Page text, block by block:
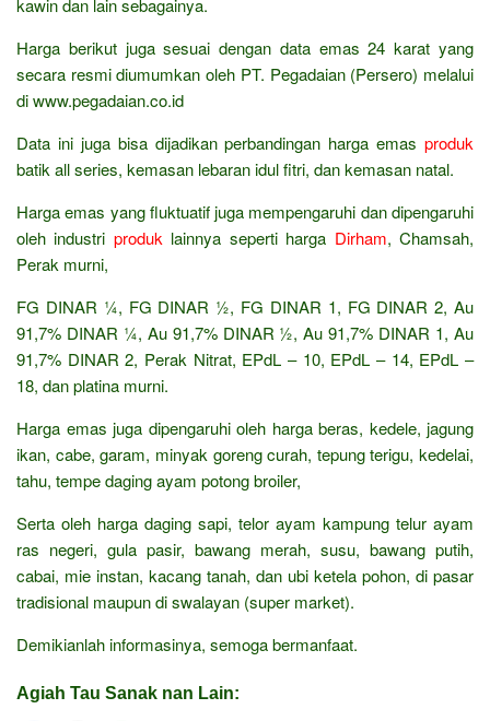
kawin dan lain sebagainya.
Harga berikut juga sesuai dengan data emas 24 karat yang
secara resmi diumumkan oleh PT. Pegadaian (Persero) melalui
di www.pegadaian.co.id
Data ini juga bisa dijadikan perbandingan harga emas produk
batik all series, kemasan lebaran idul fitri, dan kemasan natal.
Harga emas yang fluktuatif juga mempengaruhi dan dipengaruhi
oleh industri produklainnya seperti harga Dirham, Chamsah,
Perak murni,
FG DINAR ¼, FG DINAR ½, FG DINAR 1, FG DINAR 2, Au
91,7% DINAR ¼, Au 91,7% DINAR ½, Au 91,7% DINAR 1, Au
91,7% DINAR 2, Perak Nitrat, EPdL – 10, EPdL – 14, EPdL –
18, dan platina murni.
Harga emas juga dipengaruhi oleh harga beras, kedele, jagung
ikan, cabe, garam, minyak goreng curah, tepung terigu, kedelai,
tahu, tempe daging ayam potong broiler,
Serta oleh harga daging sapi, telor ayam kampung telur ayam
ras negeri, gula pasir, bawang merah, susu, bawang putih,
cabai, mie instan, kacang tanah, dan ubi ketela pohon, di pasar
tradisional maupun di swalayan (super market).
Demikianlah informasinya, semoga bermanfaat.
Agiah Tau Sanak nan Lain: